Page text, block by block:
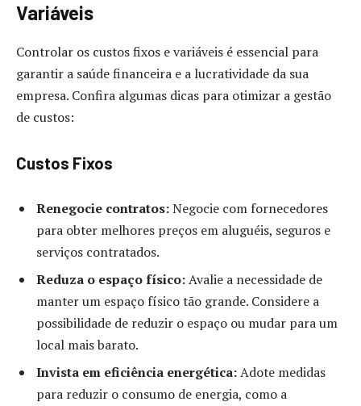
Variáveis
Controlar os custos fixos e variáveis é essencial para
garantir a saúde financeira e a lucratividade da sua
empresa. Confira algumas dicas para otimizar a gestão
de custos:
Custos Fixos
Renegocie contratos:Negocie com fornecedores
para obter melhores preços em aluguéis, seguros e
serviços contratados.
Reduza o espaço físico:Avalie a necessidade de
manter um espaço físico tão grande. Considere a
possibilidade de reduzir o espaço ou mudar para um
local mais barato.
Invista em eficiência energética:Adote medidas
para reduzir o consumo de energia, como a